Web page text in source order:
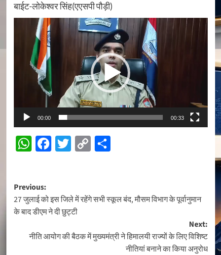
बाईट-लोकेश्वर सिंह(एएसपी पौड़ी)
Player
00:00 00:33
WhatsApp
Facebook
Twitter
CopyShare
Post
navigation
Previous:
27 जुलाई को इस जिले में रहेंगे सभी स्कूल बंद, मौसम विभाग के पूर्वानुमान
के बाद डीएम ने दी छुट्टी
Next:
नीति आयोग की बैठक में मुख्यमंत्री ने हिमालयी राज्यों के लिए विशिष्ट
नीतियां बनाने का किया अनुरोध